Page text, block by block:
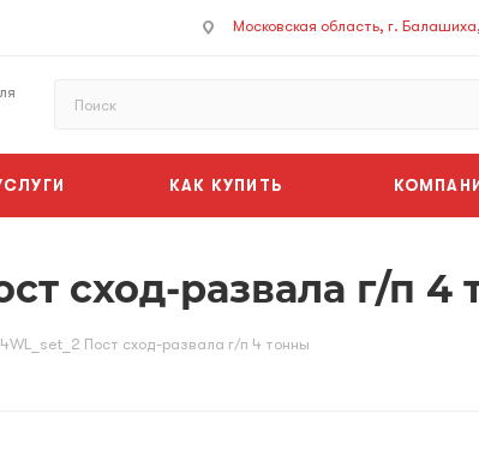
Московская область, г.
КАК КУПИТЬ
сход-развала г/п 4
Пост сход-развала г/п 4 тонны